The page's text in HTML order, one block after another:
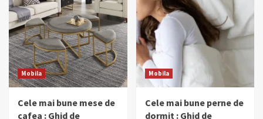
Mobila
Cele mai bune mese de
cafea : Ghid de
Mobila
Cele mai bune perne de
dormit : Ghid de